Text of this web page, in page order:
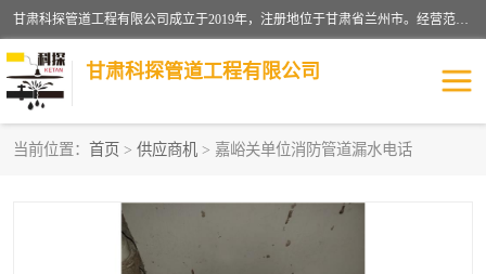
甘肃科探管道工程有限公司成立于2019年，注册地位于甘肃省兰州市。经营范围包括管道安装、清洗、疏通、维修、检测，防水工程，工程钻孔，化粪池清理，暖气安装，给排水管道安装维修，室内外管道如消防、供水、供热管道漏水检测定位，室内外防水堵漏等。
甘肃科探管道工程有限公司
当前位置： 首页 > 供应商机 > 嘉峪关单位消防管道漏水电话
漏水检查维修 消防管道漏水